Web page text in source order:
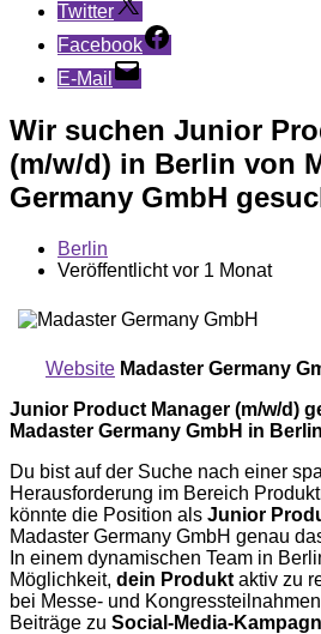
Twitter
Facebook
E-Mail
Wir suchen Junior
(m/w/d) in Berlin von
Germany GmbH
Berlin
Veröffentlicht vor 1 Monat
Website Madaster Germany
Junior Product Manager (m/w/d)
Madaster Germany GmbH in
Du bist auf der Suche nach einer
Herausforderung im Bereich
könnte die Position als Junior
Madaster Germany GmbH genau
In einem dynamischen Team in
Möglichkeit, dein Produkt aktiv zu
bei Messe- und
Beiträge zu Social-Media-